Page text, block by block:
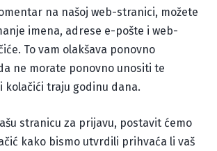
na našoj web-stranici, možete
imena, adrese e-pošte i web-
To vam olakšava ponovno
ne morate ponovno unositi te
kolačići traju godinu dana.
stranicu za prijavu, postavit ćemo
kako bismo utvrdili prihvaća li vaš